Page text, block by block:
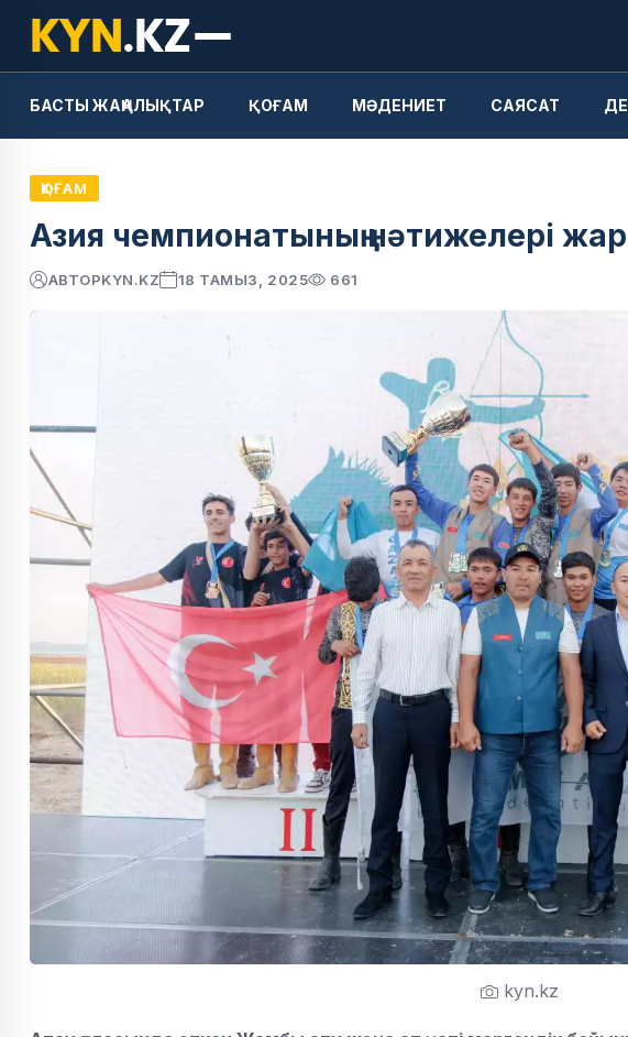
БАСТЫ ЖАҢАЛЫҚТАР ҚОҒАМ МӘДЕНИЕТ САЯСАТ
ҚОҒАМ
Азия чемпионатының нәтижелері
АВТОРKYN.KZ 18 ТАМЫЗ, 2025 661
kyn.kz